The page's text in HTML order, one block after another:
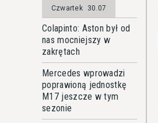
Czwartek 30.07
Colapinto: Aston był od
nas mocniejszy w
zakrętach
Mercedes wprowadzi
poprawioną jednostkę
M17 jeszcze w tym
sezonie